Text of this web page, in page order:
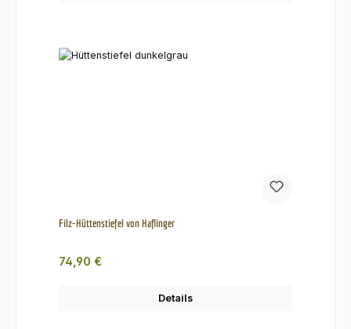
Filz-Hüttenstiefel von Haflinger
Regulärer Preis:
74,90 €
Details